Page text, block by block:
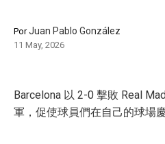
PorJuan Pablo González
11 May, 2026
Barcelona 以 2-0 擊敗 Real
軍，促使球員們在自己的球場慶